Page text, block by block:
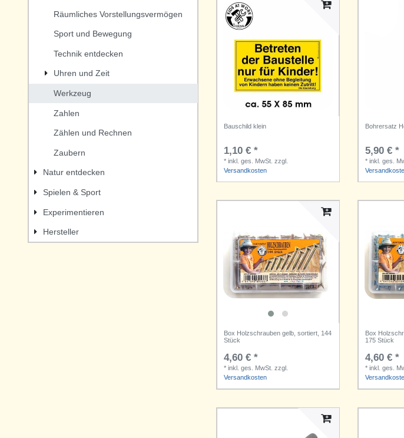
Räumliches Vorstellungsvermögen
Sport und Bewegung
Technik entdecken
Uhren und Zeit
Werkzeug
Zahlen
Zählen und Rechnen
Zaubern
Natur entdecken
Spielen & Sport
Experimentieren
Hersteller
Bauschild klein
1,10 € *
* inkl. ges. MwSt. zzgl.
Versandkosten
Bohrersatz
5,90 € *
* inkl. ges.
Box Holzschrauben gelb, sortiert, 144
Stück
4,60 € *
* inkl. ges. MwSt. zzgl.
Versandkosten
Box
175 Stück
4,60 € *
* inkl. ges.